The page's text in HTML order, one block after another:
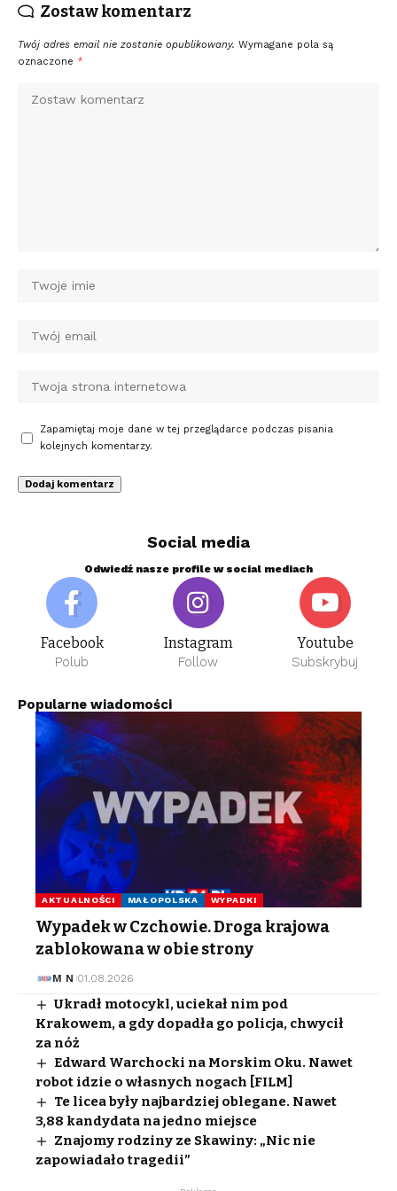
Zostaw komentarz
Twój adres email nie zostanie opublikowany. Wymagane pola są
oznaczone *
Zapamiętaj moje dane w tej przeglądarce podczas pisania
kolejnych komentarzy.
Social media
Odwiedź nasze profile w social mediach
Facebook
Polub
Instagram
Follow
Youtube
Subskrybuj
Popularne wiadomości
AKTUALNOŚCI MAŁOPOLSKA WYPADKI
Wypadek w Czchowie. Droga krajowa
zablokowana w obie strony
M N 01.08.2026
Ukradł motocykl, uciekał nim pod
Krakowem, a gdy dopadła go policja, chwycił
za nóż
Edward Warchocki na Morskim Oku. Nawet
robot idzie o własnych nogach [FILM]
Te licea były najbardziej oblegane. Nawet
3,88 kandydata na jedno miejsce
Znajomy rodziny ze Skawiny: „Nic nie
zapowiadało tragedii”